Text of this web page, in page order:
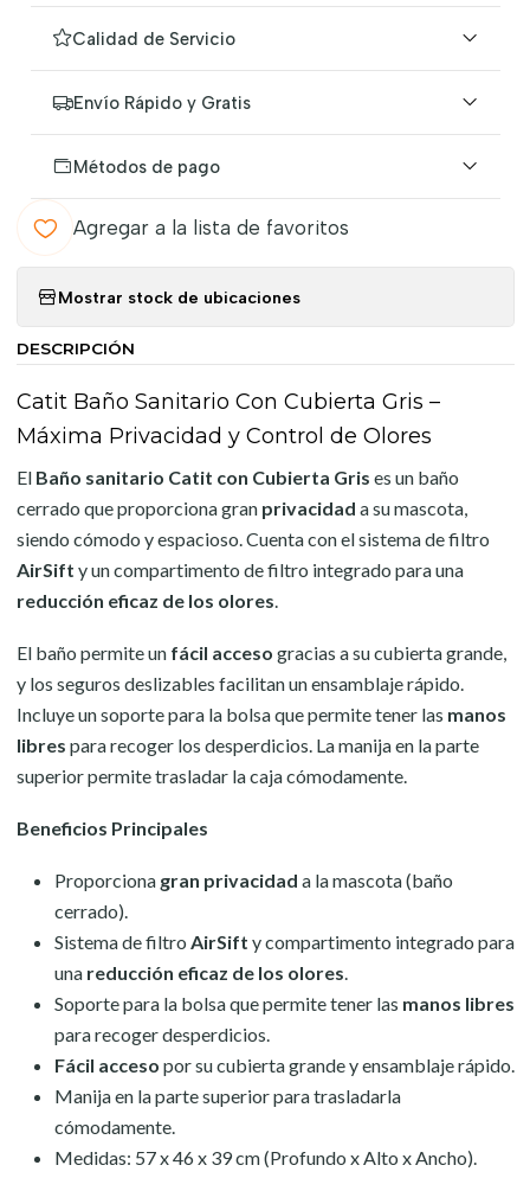
Calidad de Servicio
Envío Rápido y Gratis
Métodos de pago
Agregar a la lista de favoritos
Mostrar stock de ubicaciones
DESCRIPCIÓN
Catit Baño Sanitario Con Cubierta Gris –
Máxima Privacidad y Control de Olores
El Baño sanitario Catit con Cubierta Gris es un baño
cerrado que proporciona gran privacidad a su mascota,
siendo cómodo y espacioso. Cuenta con el sistema de filtro
AirSift y un compartimento de filtro integrado para una
reducción eficaz de los olores.
El baño permite un fácil acceso gracias a su cubierta grande,
y los seguros deslizables facilitan un ensamblaje rápido.
Incluye un soporte para la bolsa que permite tener las manos
libres para recoger los desperdicios. La manija en la parte
superior permite trasladar la caja cómodamente.
Beneficios Principales
Proporciona gran privacidad a la mascota (baño
cerrado).
Sistema de filtro AirSift y compartimento integrado para
una reducción eficaz de los olores.
Soporte para la bolsa que permite tener las manos libres
para recoger desperdicios.
Fácil acceso por su cubierta grande y ensamblaje rápido.
Manija en la parte superior para trasladarla
cómodamente.
Medidas: 57 x 46 x 39 cm (Profundo x Alto x Ancho).